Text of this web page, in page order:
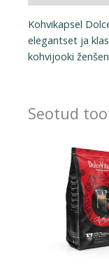
Kohvikapsel
elegantset ja
kohvijooki
Seotud